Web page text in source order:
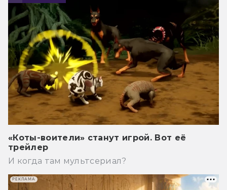
«Коты-воители» станут игрой. Вот её
трейлер
И когда там мультсериал?
РЕКЛАМА